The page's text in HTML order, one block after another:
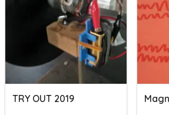
TRY OUT 2019